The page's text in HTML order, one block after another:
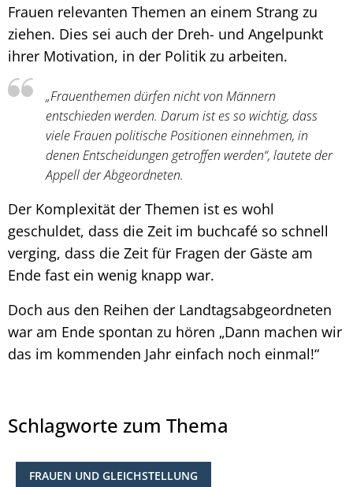
Frauen relevanten Themen an einem Strang zu
ziehen. Dies sei auch der Dreh- und Angelpunkt
ihrer Motivation, in der Politik zu arbeiten.
„Frauenthemen dürfen nicht von Männern
entschieden werden. Darum ist es so wichtig, dass
viele Frauen politische Positionen einnehmen, in
denen Entscheidungen getroffen werden“, lautete der
Appell der Abgeordneten.
Der Komplexität der Themen ist es wohl
geschuldet, dass die Zeit im buchcafé so schnell
verging, dass die Zeit für Fragen der Gäste am
Ende fast ein wenig knapp war.
Doch aus den Reihen der Landtagsabgeordneten
war am Ende spontan zu hören „Dann machen wir
das im kommenden Jahr einfach noch einmal!“
Schlagworte zum Thema
FRAUEN UND GLEICHSTELLUNG